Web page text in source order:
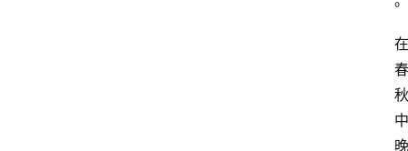
在
春
秋
中
晚